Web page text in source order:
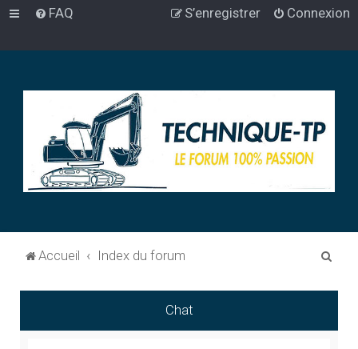
FAQ Connexion
S’enregistrer
Accueil Index du forum
Chat